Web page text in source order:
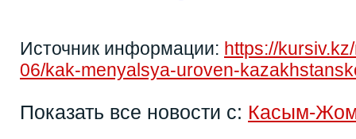
Источник информации: https://
06/kak-menyalsya-uroven-
Показать все новости с: Касым-